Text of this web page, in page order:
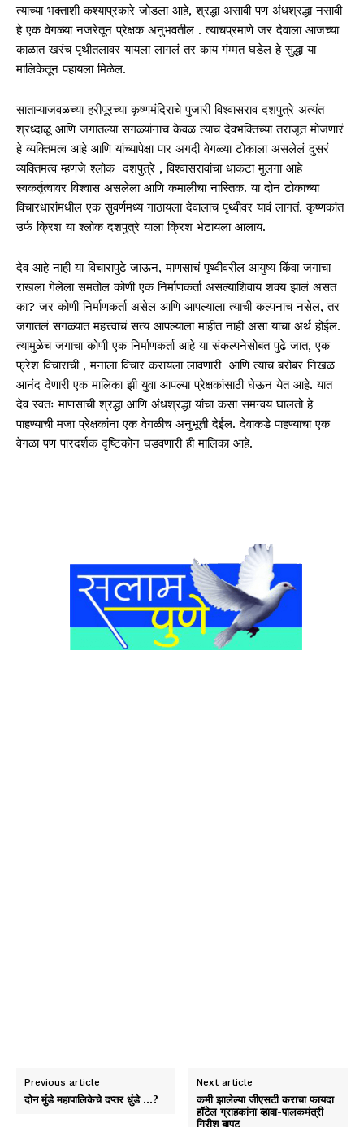
त्याच्या भक्ताशी कश्याप्रकारे जोडला आहे,श्रद्धा असावी पण अंधश्रद्धा नसावी
हे एक वेगळ्या नजरेतून प्रेक्षक अनुभवतील .त्याचप्रमाणे जर देवाला आजच्या
काळात खरंच पृथीतलावर यायला लागलं तर काय गंम्मत घडेल हे सुद्धा या
मालिकेतून पहायला मिळेल.
साताऱ्याजवळच्या हरीपूरच्या कृष्णमंदिराचे पुजारी विश्वासराव दशपुत्रे अत्यंत
श्रध्दाळू आणि जगातल्या सगळ्यांनाच केवळ त्याच देवभक्तिच्या तराजूत मोजणारं
हे व्यक्तिमत्व आहे आणि यांच्यापेक्षा पार अगदी वेगळ्या टोकाला असलेलं दुसरं
व्यक्तिमत्व म्हणजे श्लोक दशपुत्रे ,विश्वासरावांचा धाकटा मुलगा आहे
स्वकर्तृत्वावर विश्वास असलेला आणि कमालीचा नास्तिक.या दोन टोकाच्या
विचारधारांमधील एक सुवर्णमध्य गाठायला देवालाच पृथ्वीवर यावं लागतं.कृष्णकांत
उर्फ क्रिश या श्लोक दशपुत्रे याला क्रिश भेटायला आलाय.
देव आहे नाही या विचारापुढे जाऊन,माणसाचं पृथ्वीवरील आयुष्य किंवा जगाचा
राखला गेलेला समतोल कोणी एक निर्माणकर्ता असल्याशिवाय शक्य झालं असतं
का?जर कोणी निर्माणकर्ता असेल आणि आपल्याला त्याची कल्पनाच नसेल,तर
जगातलं सगळ्यात महत्त्वाचं सत्य आपल्याला माहीत नाही असा याचा अर्थ होईल.
त्यामुळेच जगाचा कोणी एक निर्माणकर्ता आहे या संकल्पनेसोबत पुढे जात,एक
फ्रेश विचाराची,मनाला विचार करायला लावणारी आणि त्याच बरोबर निखळ
आनंद देणारी एक मालिका झी युवा आपल्या प्रेक्षकांसाठी घेऊन येत आहे.यात
देव स्वतः माणसाची श्रद्धा आणि अंधश्रद्धा यांचा कसा समन्वय घालतो हे
पाहण्याची मजा प्रेक्षकांना एक वेगळीच अनुभूती देईल.देवाकडे पाहण्याचा एक
वेगळा पण पारदर्शक दृष्टिकोन घडवणारी ही मालिका आहे.
Previous article
दोन मुंडे महापालिकेचे दप्तर धुंडे …?
Next article
कमी झालेल्या जीएसटी कराचा फायदा
हॉटेल ग्राहकांना व्हावा-पालकमंत्री
गिरीश बापट